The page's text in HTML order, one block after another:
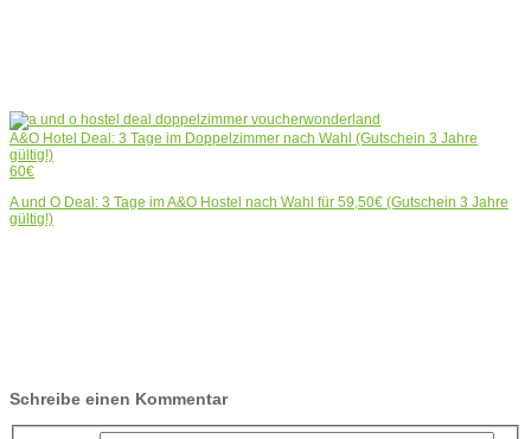
A&O Hotel Deal: 3 Tage im Doppelzimmer nach Wahl (Gutschein 3 Jahre
gültig!)
60€
A und O Deal: 3 Tage im A&O Hostel nach Wahl für 59,50€ (Gutschein 3 Jahre
gültig!)
Schreibe einen Kommentar